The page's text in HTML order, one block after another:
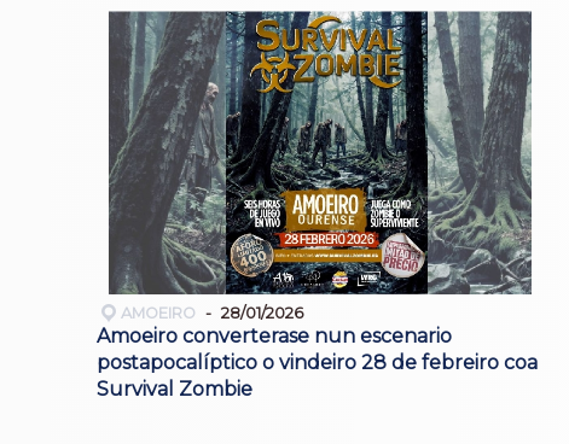
AMOEIRO 28/01/2026
Amoeiro converterase nun escenario
postapocalíptico o vindeiro 28 de febreiro coa
Survival Zombie